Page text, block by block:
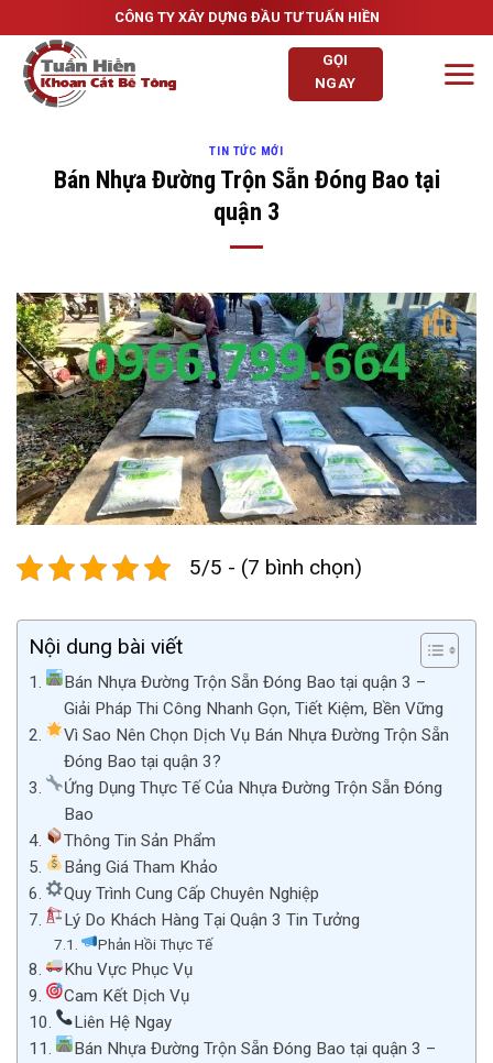
to
content
CÔNG TY XÂY DỰNG ĐẦU TƯ TUẤN HIỀN
GỌI
NGAY
TIN TỨC MỚI
Bán Nhựa Đường Trộn Sẵn Đóng Bao tại
quận 3
5/5 - (7 bình chọn)
Nội dung bài viết
Bán Nhựa Đường Trộn Sẵn Đóng Bao tại quận 3 –
Giải Pháp Thi Công Nhanh Gọn, Tiết Kiệm, Bền Vững
Vì Sao Nên Chọn Dịch Vụ Bán Nhựa Đường Trộn Sẵn
Đóng Bao tại quận 3?
Ứng Dụng Thực Tế Của Nhựa Đường Trộn Sẵn Đóng
Bao
Thông Tin Sản Phẩm
Bảng Giá Tham Khảo
Quy Trình Cung Cấp Chuyên Nghiệp
Lý Do Khách Hàng Tại Quận 3 Tin Tưởng
Phản Hồi Thực Tế
Khu Vực Phục Vụ
Cam Kết Dịch Vụ
Liên Hệ Ngay
Bán Nhựa Đường Trộn Sẵn Đóng Bao tại quận 3 –